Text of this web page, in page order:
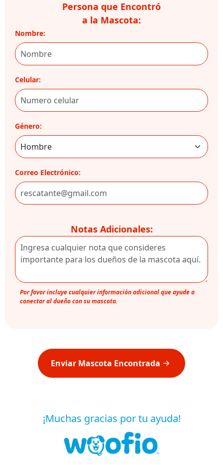
Persona que Encontró
a la Mascota:
Nombre:
Celular:
Género:
Correo Electrónico:
Notas Adicionales:
Por favor incluye cualquier información adicional que ayude a
conectar al dueño con su mascota.
Enviar Mascota Encontrada
¡Muchas gracias por tu ayuda!